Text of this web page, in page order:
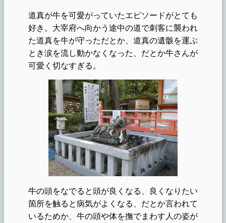
道真が牛を可愛がっていたエピソードがとても
好き。大宰府へ向かう途中の道で刺客に襲われ
た道真を牛が守っただとか、道真の遺骸を運ぶ
とき涙を流し動かなくなった、だとか牛さんが
可愛く切なすぎる。
牛の頭をなでると頭が良くなる、良くなりたい
箇所を触ると病気がよくなる、だとか言われて
いるためか、牛の頭や体を撫でまわす人の姿が